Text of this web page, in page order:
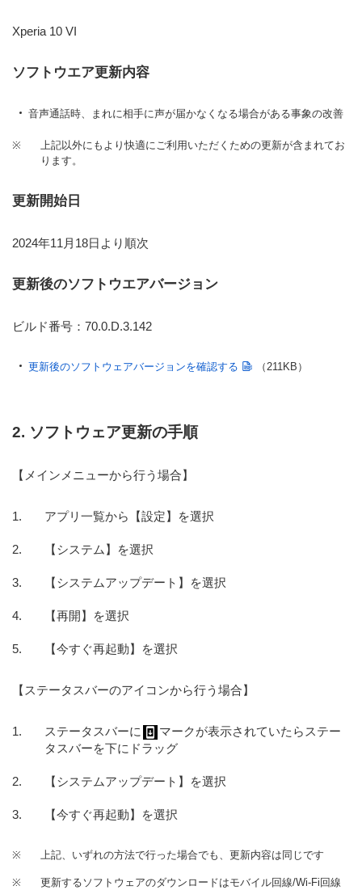
Xperia 10 VI
ソフトウエア更新内容
音声通話時、まれに相手に声が届かなくなる場合がある事象の改善
※
上記以外にもより快適にご利用いただくための更新が含まれてお
ります。
更新開始日
2024年11月18日より順次
更新後のソフトウエアバージョン
ビルド番号：70.0.D.3.142
更新後のソフトウェアバージョンを確認する （211KB）
2. ソフトウェア更新の手順
【メインメニューから行う場合】
アプリ一覧から【設定】を選択
【システム】を選択
【システムアップデート】を選択
【再開】を選択
【今すぐ再起動】を選択
【ステータスバーのアイコンから行う場合】
ステータスバーに
マークが表示されていたらステー
タスバーを下にドラッグ
【システムアップデート】を選択
【今すぐ再起動】を選択
※ 上記、いずれの方法で行った場合でも、更新内容は同じです
※
更新するソフトウェアのダウンロードはモバイル回線/Wi-Fi回線